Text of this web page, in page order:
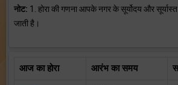
नोट: 1. होरा की गणना आपके नगर के सूर्योदय और
जाती है।
आज का होरा आरंभ का समय